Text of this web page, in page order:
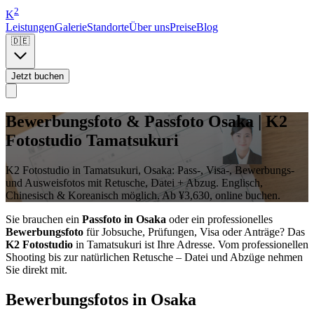
K2
LeistungenGalerieStandorteÜber unsPreiseBlog
🇩🇪
Jetzt buchen
Bewerbungsfoto & Passfoto Osaka | K2
Fotostudio Tamatsukuri
K2 Fotostudio in Tamatsukuri, Osaka: Pass-, Visa-, Bewerbungs-
und Ausweisfotos mit Retusche, Datei + Abzug. Englisch,
Chinesisch & Koreanisch möglich. Ab ¥3,630, online buchen.
Sie brauchen ein Passfoto in Osaka oder ein professionelles
Bewerbungsfoto für Jobsuche, Prüfungen, Visa oder Anträge? Das
K2 Fotostudio in Tamatsukuri ist Ihre Adresse. Vom professionellen
Shooting bis zur natürlichen Retusche – Datei und Abzüge nehmen
Sie direkt mit.
Bewerbungsfotos in Osaka